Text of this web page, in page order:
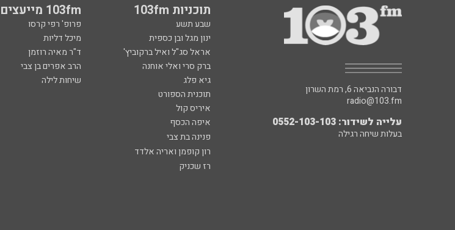
תוכניות 103fm 103fm מייעצים
שבע תשע פרופ' רפי קרסו
ינון מגל ובן כספית
מיכל דליות
אראל סג"ל ואיל ברקוביץ'
ד"ר מאיה רוזמן
ברק סרי ואלי אוחנה
הרב אפרים בן צבי
גיא פלג
שיחות לילה
תוכנית הספורט
איריס קול
איפה הכסף
פנינה בת צבי
רון קופמן ואריה אלדד
רז שכניק
דבורה הנביאה 6, רמת השרון
radio@103.fm
עלייה לשידור: 0552-103-103
בעלות שיחה רגילה